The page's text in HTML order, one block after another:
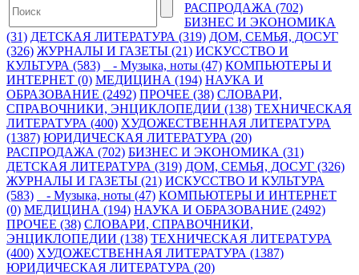
РАСПРОДАЖА (702)
БИЗНЕС И ЭКОНОМИКА
(31) ДЕТСКАЯ ЛИТЕРАТУРА (319) ДОМ, СЕМЬЯ, ДОСУГ
(326) ЖУРНАЛЫ И ГАЗЕТЫ (21) ИСКУССТВО И
КУЛЬТУРА (583)
- Музыка, ноты (47) КОМПЬЮТЕРЫ И
ИНТЕРНЕТ (0) МЕДИЦИНА (194) НАУКА И
ОБРАЗОВАНИЕ (2492) ПРОЧЕЕ (38) СЛОВАРИ,
СПРАВОЧНИКИ, ЭНЦИКЛОПЕДИИ (138) ТЕХНИЧЕСКАЯ
ЛИТЕРАТУРА (400) ХУДОЖЕСТВЕННАЯ ЛИТЕРАТУРА
(1387) ЮРИДИЧЕСКАЯ ЛИТЕРАТУРА (20)
РАСПРОДАЖА (702) БИЗНЕС И ЭКОНОМИКА (31)
ДЕТСКАЯ ЛИТЕРАТУРА (319) ДОМ, СЕМЬЯ, ДОСУГ (326)
ЖУРНАЛЫ И ГАЗЕТЫ (21) ИСКУССТВО И КУЛЬТУРА
(583)
- Музыка, ноты (47) КОМПЬЮТЕРЫ И ИНТЕРНЕТ
(0) МЕДИЦИНА (194) НАУКА И ОБРАЗОВАНИЕ (2492)
ПРОЧЕЕ (38) СЛОВАРИ, СПРАВОЧНИКИ,
ЭНЦИКЛОПЕДИИ (138) ТЕХНИЧЕСКАЯ ЛИТЕРАТУРА
(400) ХУДОЖЕСТВЕННАЯ ЛИТЕРАТУРА (1387)
ЮРИДИЧЕСКАЯ ЛИТЕРАТУРА (20)